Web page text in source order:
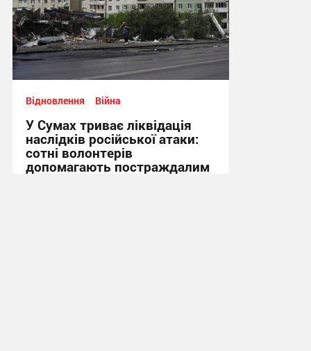
Відновлення Війна
У Сумах триває ліквідація
наслідків російської атаки:
сотні волонтерів
допомагають постраждалим